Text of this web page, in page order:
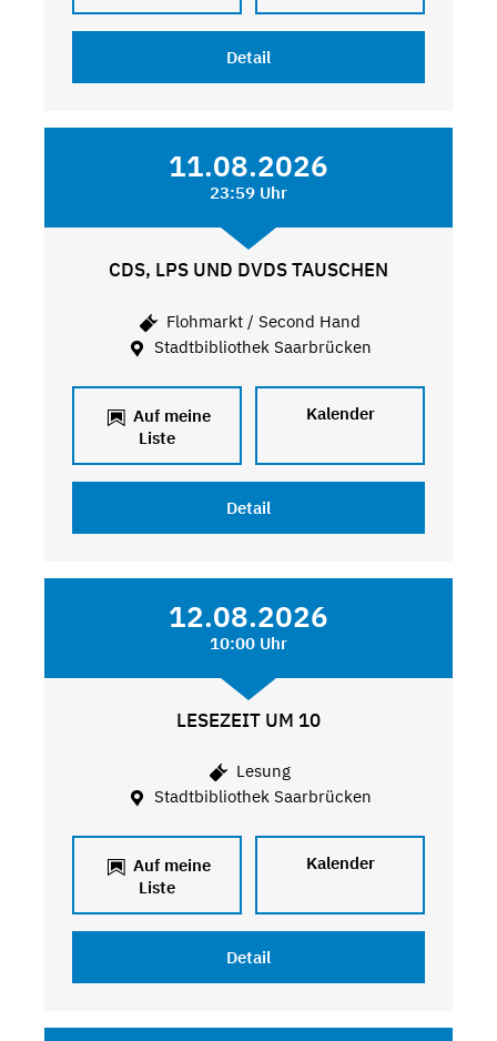
Detail
11.08.2026
23:59 Uhr
CDS, LPS UND DVDS TAUSCHEN
Flohmarkt / Second Hand
Stadtbibliothek Saarbrücken
Auf meine
Liste
Kalender
Detail
12.08.2026
10:00 Uhr
LESEZEIT UM 10
Lesung
Stadtbibliothek Saarbrücken
Auf meine
Liste
Kalender
Detail